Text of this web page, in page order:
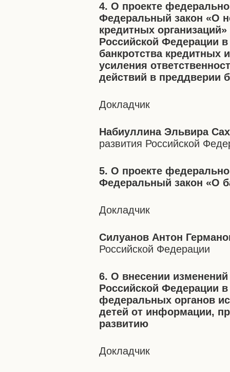
4. О проекте
Федеральный закон «О
кредитных
Российской Федерации
банкротства кредитных
усиления
действий в преддверии
Докладчик
Набиуллина Эльвира
развития Российской
5. О проекте
Федеральный закон «О
Докладчик
Силуанов Антон
Российской Федерации
6. О внесении
Российской Федерации
федеральных органов
детей от информации,
развитию
Докладчик